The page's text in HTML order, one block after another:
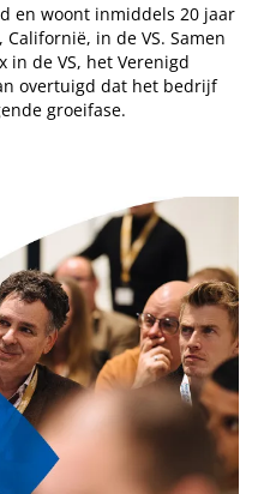
en woont inmiddels 20 jaar
in de VS. Samen
in de VS, het Verenigd
overtuigd dat het bedrijf
groeifase.